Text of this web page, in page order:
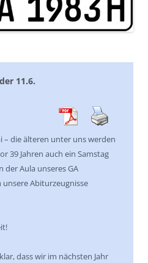
11.6.
– die älteren unter uns werden
39 Jahren auch ein Samstag
der Aula unseres GA
Abiturzeugnisse
dass wir im nächsten Jahr